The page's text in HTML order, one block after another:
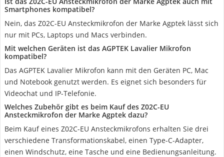
Smartphones kompatibel?
Nein, das Z02C-EU Ansteckmikrofon der Marke Agptek lässt sich
nur mit PCs, Laptops und Macs verbinden.
Mit welchen Geräten ist das AGPTEK Lavalier Mikrofon
kompatibel?
Das AGPTEK Lavalier Mikrofon kann mit den Geräten PC, Mac
und Notebook genutzt werden. Es eignet sich besonders für
Videochat und IP-Telefonie.
Welches Zubehör gibt es beim Kauf des Z02C-EU
Ansteckmikrofon der Marke Agptek dazu?
Beim Kauf eines Z02C-EU Ansteckmikrofons erhalten Sie drei
verschiedene Transformationskabel, einen Type-C-Adapter,
einen Windschutz, eine Tasche und eine Bedienungsanleitung.